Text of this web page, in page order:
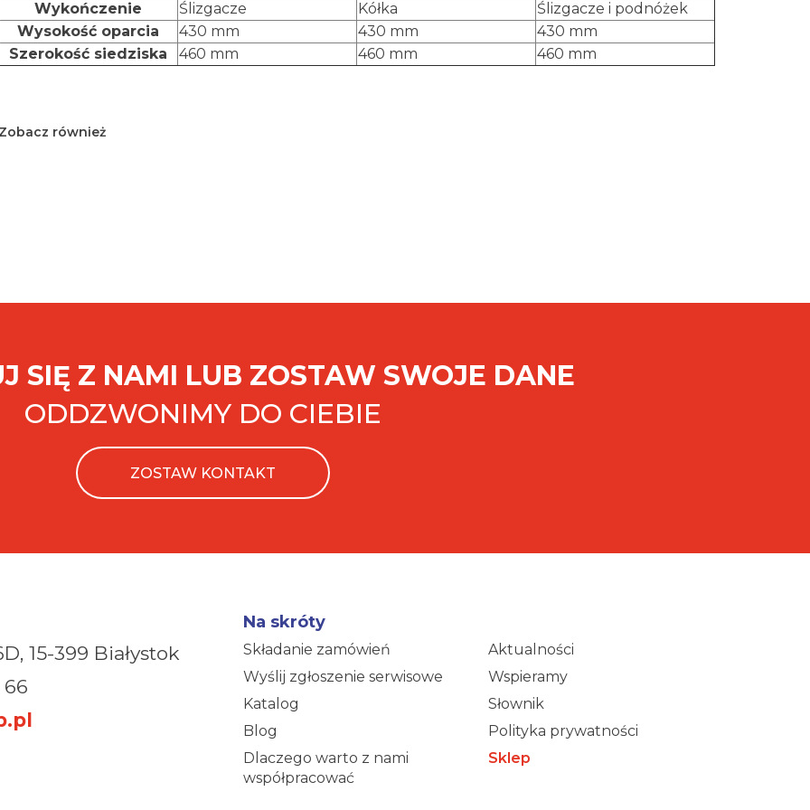
Wykończenie
Ślizgacze Kółka
Ślizgacze i podnóżek
Wysokość oparcia
430 mm 430 mm
430 mm
Szerokość siedziska
460 mm 460 mm 460 mm
Zobacz również
SIĘ Z NAMI LUB ZOSTAW SWOJE DANE
ODDZWONIMY DO CIEBIE
ZOSTAW KONTAKT
15-399 Białystok
66
Na skróty
Składanie zamówień
Wyślij zgłoszenie serwisowe
Katalog
Blog
Dlaczego warto z nami
współpracować
Aktualności
Wspieramy
Słownik
Polityka prywatności
Sklep